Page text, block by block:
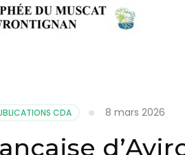
CDA 8 mars 2026